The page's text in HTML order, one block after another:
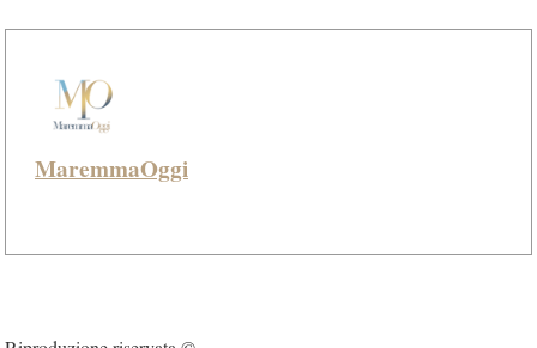
MaremmaOggi